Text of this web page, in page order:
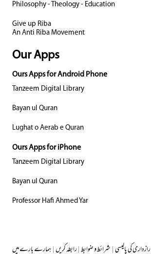
Philosophy - Theology - Education
Give up Riba
An Anti Riba Movement
Our Apps
Ours Apps for Android Phone
Tanzeem Digital Library
Bayan ul Quran
Lughat o Aerab e Quran
Ours Apps for iPhone
Tanzeem Digital Library
Bayan ul Quran
Professor Hafi Ahmed Yar
ہمارے بارے میں|رابطہ کریں|شرائط و ضوابط|رازداری کی پالیسی